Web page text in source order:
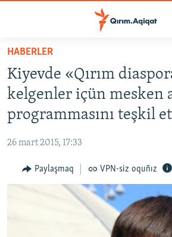
Esas
qaytmaq
Baş
navigatsiyağa
qaytmaq
Qıdıruvğa
HABERLER
SİYASET
İQTİSADİYAT
MEDENİYET
İNSAN AQLARI
HABERLER
Kiyevde «Qırım
kelgenler içün mesken
programmasını teşkil
26 mart 2015, 17:33
Paylaşmaq VPN-siz oquñız